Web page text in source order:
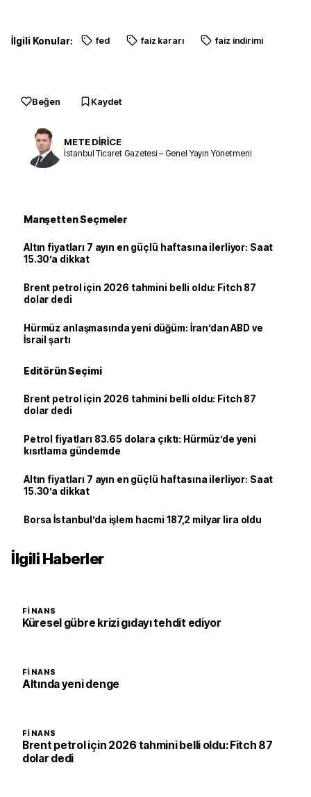
İlgili Konular: fed faiz kararı faiz indirimi
Beğen Kaydet
METE DİRİCE
İstanbul Ticaret Gazetesi – Genel Yayın Yönetmeni
Manşetten Seçmeler
Altın fiyatları 7 ayın en güçlü haftasına ilerliyor: Saat
15.30’a dikkat
Brent petrol için 2026 tahmini belli oldu: Fitch 87
dolar dedi
Hürmüz anlaşmasında yeni düğüm: İran’dan ABD ve
İsrail şartı
Editörün Seçimi
Brent petrol için 2026 tahmini belli oldu: Fitch 87
dolar dedi
Petrol fiyatları 83.65 dolara çıktı: Hürmüz’de yeni
kısıtlama gündemde
Altın fiyatları 7 ayın en güçlü haftasına ilerliyor: Saat
15.30’a dikkat
Borsa İstanbul’da işlem hacmi 187,2 milyar lira oldu
İlgili Haberler
FINANS
Küresel gübre krizi gıdayı tehdit ediyor
FINANS
Altında yeni denge
FINANS
Brent petrol için 2026 tahmini belli oldu: Fitch 87
dolar dedi